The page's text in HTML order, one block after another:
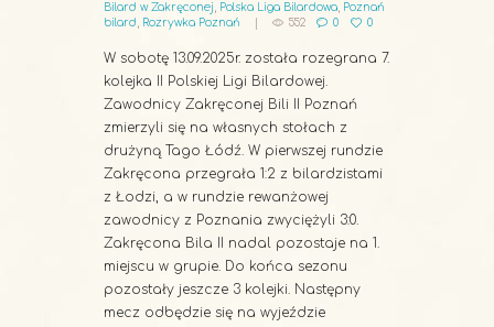
Bilard w Zakręconej
Polska Liga Bilardowa Poznań
bilard
Rozrywka Poznań 552 0 0
W sobotę 13.09.2025r. została rozegrana 7.
kolejka II Polskiej Ligi Bilardowej.
Zawodnicy Zakręconej Bili II Poznań
zmierzyli się na własnych stołach z
drużyną Tago Łódź. W pierwszej rundzie
Zakręcona przegrała 1:2 z bilardzistami
z Łodzi, a w rundzie rewanżowej
zawodnicy z Poznania zwyciężyli 3:0.
Zakręcona Bila II nadal pozostaje na 1.
miejscu w grupie. Do końca sezonu
pozostały jeszcze 3 kolejki. Następny
mecz odbędzie się na wyjeździe